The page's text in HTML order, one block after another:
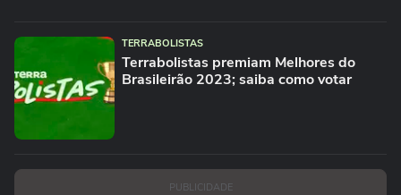
TERRABOLISTAS
Terrabolistas premiam Melhores do
Brasileirão 2023; saiba como votar
PUBLICIDADE